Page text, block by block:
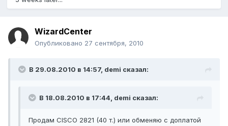
WizardCenter
Опубликовано 27 сентября, 2010
В 29.08.2010 в 14:57, demi сказал:
В 18.08.2010 в 17:44, demi сказал:
Продам CISCO 2821 (40 т.) или обменяю с доплатой